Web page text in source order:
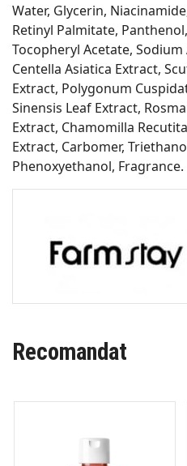
Water, Glycerin,
Retinyl Palmitate,
Tocopheryl Acetate,
Centella Asiatica Extract,
Extract, Polygonum
Sinensis Leaf Extract,
Extract, Chamomilla
Extract, Carbomer,
Phenoxyethanol, Fragrance.
Recomandat